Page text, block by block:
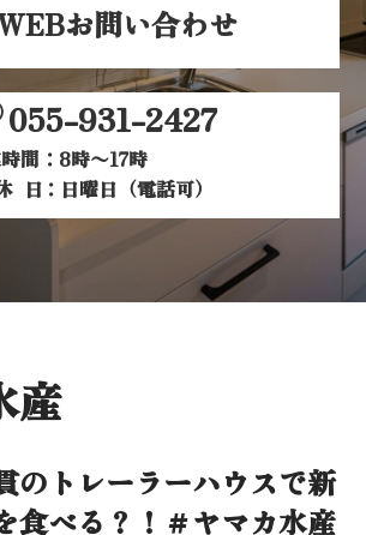
お問い合わせ
055-931-2427
間：8時〜17時
日：日曜日（電話可）
産
のトレーラーハウスで新
食べる？！＃ヤマカ水産